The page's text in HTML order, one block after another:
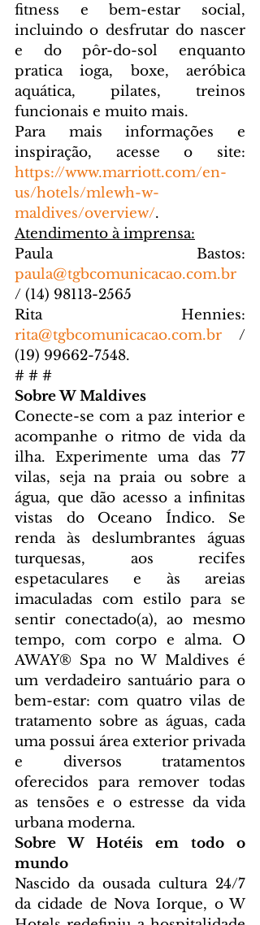
fitness e bem-estar social,
incluindo o desfrutar do nascer
e do pôr-do-sol enquanto
pratica ioga, boxe, aeróbica
aquática, pilates, treinos
funcionais e muito mais.
Para mais informações e
https://www.marriott.com/en-
us/hotels/mlewh-w-
maldives/overview/.
Atendimento à imprensa:
paula@tgbcomunicacao.com.br
/ (14) 98113-2565
rita@tgbcomunicacao.com.br /
(19) 99662-7548.
# # #
Sobre W Maldives
Conecte-se com a paz interior e
acompanhe o ritmo de vida da
ilha. Experimente uma das 77
vilas, seja na praia ou sobre a
água, que dão acesso a infinitas
vistas do Oceano Índico. Se
renda às deslumbrantes águas
turquesas, aos recifes
espetaculares e às areias
imaculadas com estilo para se
sentir conectado(a), ao mesmo
tempo, com corpo e alma. O
AWAY® Spa no W Maldives é
um verdadeiro santuário para o
bem-estar: com quatro vilas de
tratamento sobre as águas, cada
uma possui área exterior privada
e diversos tratamentos
oferecidos para remover todas
as tensões e o estresse da vida
urbana moderna.
Sobre W Hotéis em todo o
mundo
Nascido da ousada cultura 24/7
da cidade de Nova Iorque, o W